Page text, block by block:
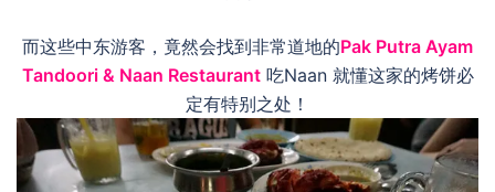
而这些中东游客，竟然会找到非常道地的Pak Putra Ayam
Tandoori & Naan Restaurant吃Naan 就懂这家的烤饼必
定有特别之处！